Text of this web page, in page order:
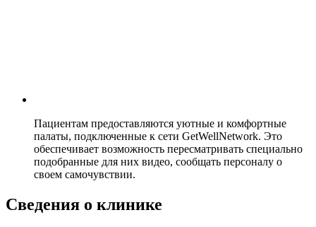
Пациентам предоставляются уютные и комфортные
палаты, подключенные к сети GetWellNetwork. Это
обеспечивает возможность пересматривать специально
подобранные для них видео, сообщать персоналу о
своем самочувствии.
Сведения о клинике